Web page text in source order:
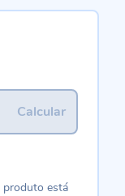
Calcular
produto está